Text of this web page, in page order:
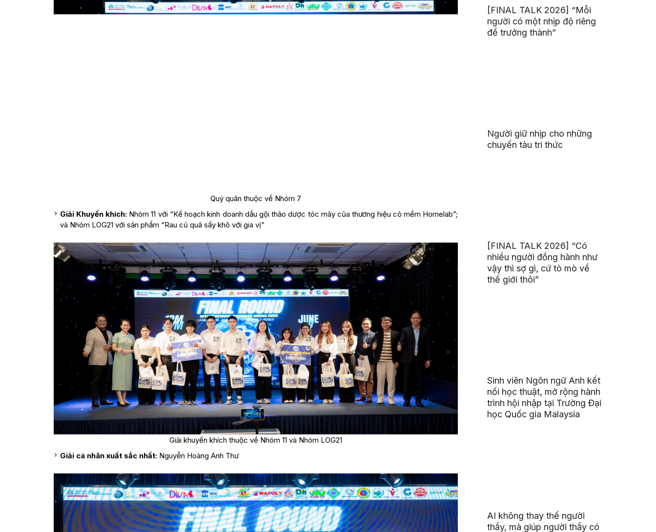
Quý quân thuộc về Nhóm 7
Giải Khuyến khích:Nhóm 11 với “Kế hoạch kinh doanh dầu gội thảo dược tóc mây của thương hiệu cỏ mềm Homelab”;
và Nhóm LOG21 với sản phẩm “Rau củ quả sấy khô với gia vị”
Giải khuyến khích thuộc về Nhóm 11 và Nhóm LOG21
Giải cá nhân xuất sắc nhất:Nguyễn Hoàng Anh Thư
[FINAL TALK 2026] “Mỗi
người có một nhịp độ riêng
để trưởng thành”
Người giữ nhịp cho những
chuyến tàu tri thức
[FINAL TALK 2026] “Có
nhiều người đồng hành như
vậy thì sợ gì, cứ tò mò về
thế giới thôi”
Sinh viên Ngôn ngữ Anh kết
nối học thuật, mở rộng hành
trình hội nhập tại Trường Đại
học Quốc gia Malaysia
AI không thay thế người
thầy, mà giúp người thầy có